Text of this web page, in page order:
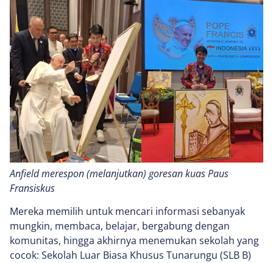
Anfield merespon (melanjutkan) goresan kuas Paus
Fransiskus
Mereka memilih untuk mencari informasi sebanyak
mungkin, membaca, belajar, bergabung dengan
komunitas, hingga akhirnya menemukan sekolah yang
cocok: Sekolah Luar Biasa Khusus Tunarungu (SLB B)